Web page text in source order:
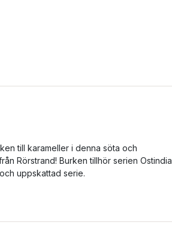
till karameller i denna söta och
Rörstrand! Burken tillhör serien Ostindia
uppskattad serie.